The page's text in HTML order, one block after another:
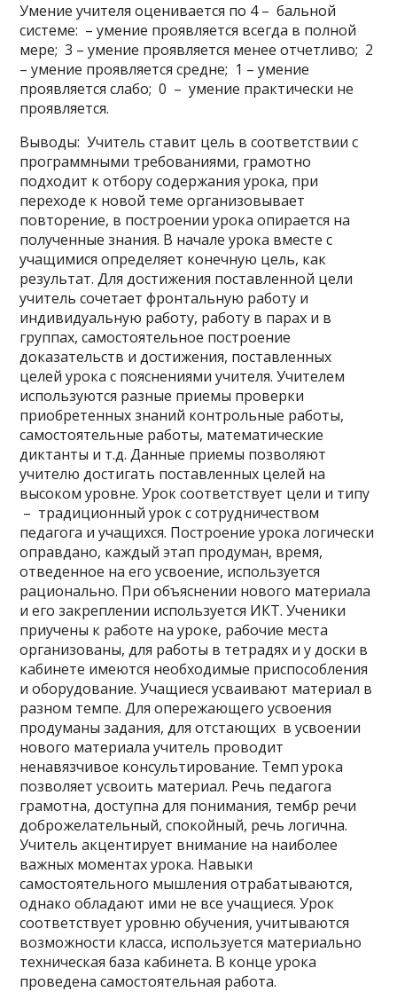
Умение учителя оценивается по 4 – бальной
системе: – умение проявляется всегда в полной
мере; 3 – умение проявляется менее отчетливо; 2
– умение проявляется средне; 1 – умение
проявляется слабо; 0 – умение практически не
проявляется.
Выводы: Учитель ставит цель в соответствии с
программными требованиями, грамотно
подходит к отбору содержания урока, при
переходе к новой теме организовывает
повторение, в построении урока опирается на
полученные знания. В начале урока вместе с
учащимися определяет конечную цель, как
результат. Для достижения поставленной цели
учитель сочетает фронтальную работу и
индивидуальную работу, работу в парах и в
группах, самостоятельное построение
доказательств и достижения, поставленных
целей урока с пояснениями учителя. Учителем
используются разные приемы проверки
приобретенных знаний контрольные работы,
самостоятельные работы, математические
диктанты и т.д. Данные приемы позволяют
учителю достигать поставленных целей на
высоком уровне. Урок соответствует цели и типу
– традиционный урок с сотрудничеством
педагога и учащихся. Построение урока логически
оправдано, каждый этап продуман, время,
отведенное на его усвоение, используется
рационально. При объяснении нового материала
и его закреплении используется ИКТ. Ученики
приучены к работе на уроке, рабочие места
организованы, для работы в тетрадях и у доски в
кабинете имеются необходимые приспособления
и оборудование. Учащиеся усваивают материал в
разном темпе. Для опережающего усвоения
продуманы задания, для отстающих в усвоении
нового материала учитель проводит
ненавязчивое консультирование. Темп урока
позволяет усвоить материал. Речь педагога
грамотна, доступна для понимания, тембр речи
доброжелательный, спокойный, речь логична.
Учитель акцентирует внимание на наиболее
важных моментах урока. Навыки
самостоятельного мышления отрабатываются,
однако обладают ими не все учащиеся. Урок
соответствует уровню обучения, учитываются
возможности класса, используется материально
техническая база кабинета. В конце урока
проведена самостоятельная работа.